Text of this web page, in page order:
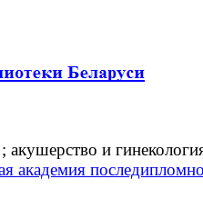
акушерство и
академия